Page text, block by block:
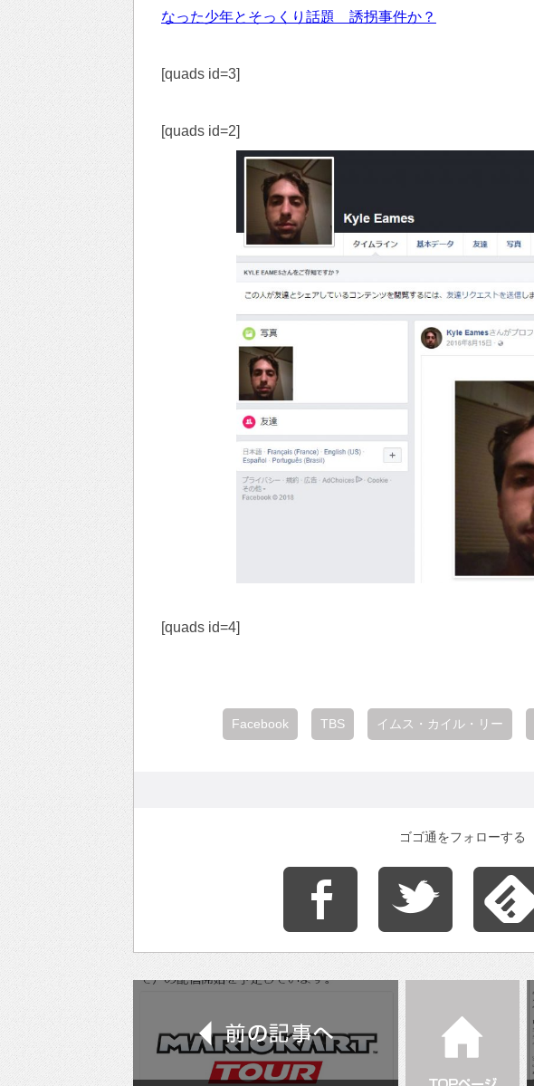
なった少年とそっくり話題 誘拐事件か？
[quads id=3]
[quads id=2]
[quads id=4]
Facebook TBS イムス・カイル・リー
ゴゴ通をフォローする